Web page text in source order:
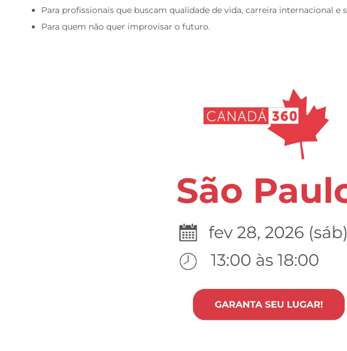
Para profissionais que buscam qualidade de vida, carreira internacional e
Para quem não quer improvisar o futuro.